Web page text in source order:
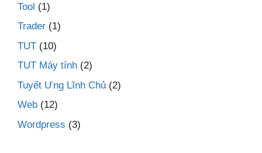
Tool (1)
Trader (1)
TUT (10)
TUT Máy tính (2)
Tuyết Ưng Lĩnh Chủ (2)
Web (12)
Wordpress (3)